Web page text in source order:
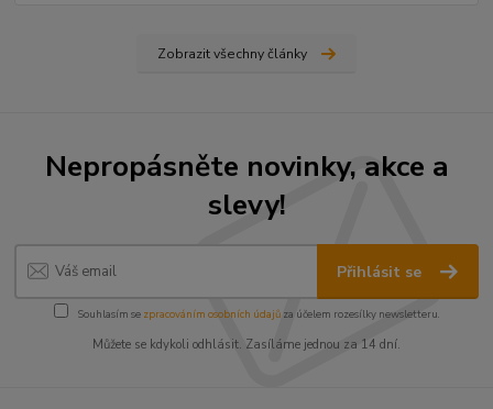
Zobrazit všechny články
Nepropásněte novinky, akce a
slevy!
Přihlásit se
Souhlasím se zpracováním osobních údajůza účelem rozesílky newsletteru.
Můžete se kdykoli odhlásit. Zasíláme jednou za 14 dní.